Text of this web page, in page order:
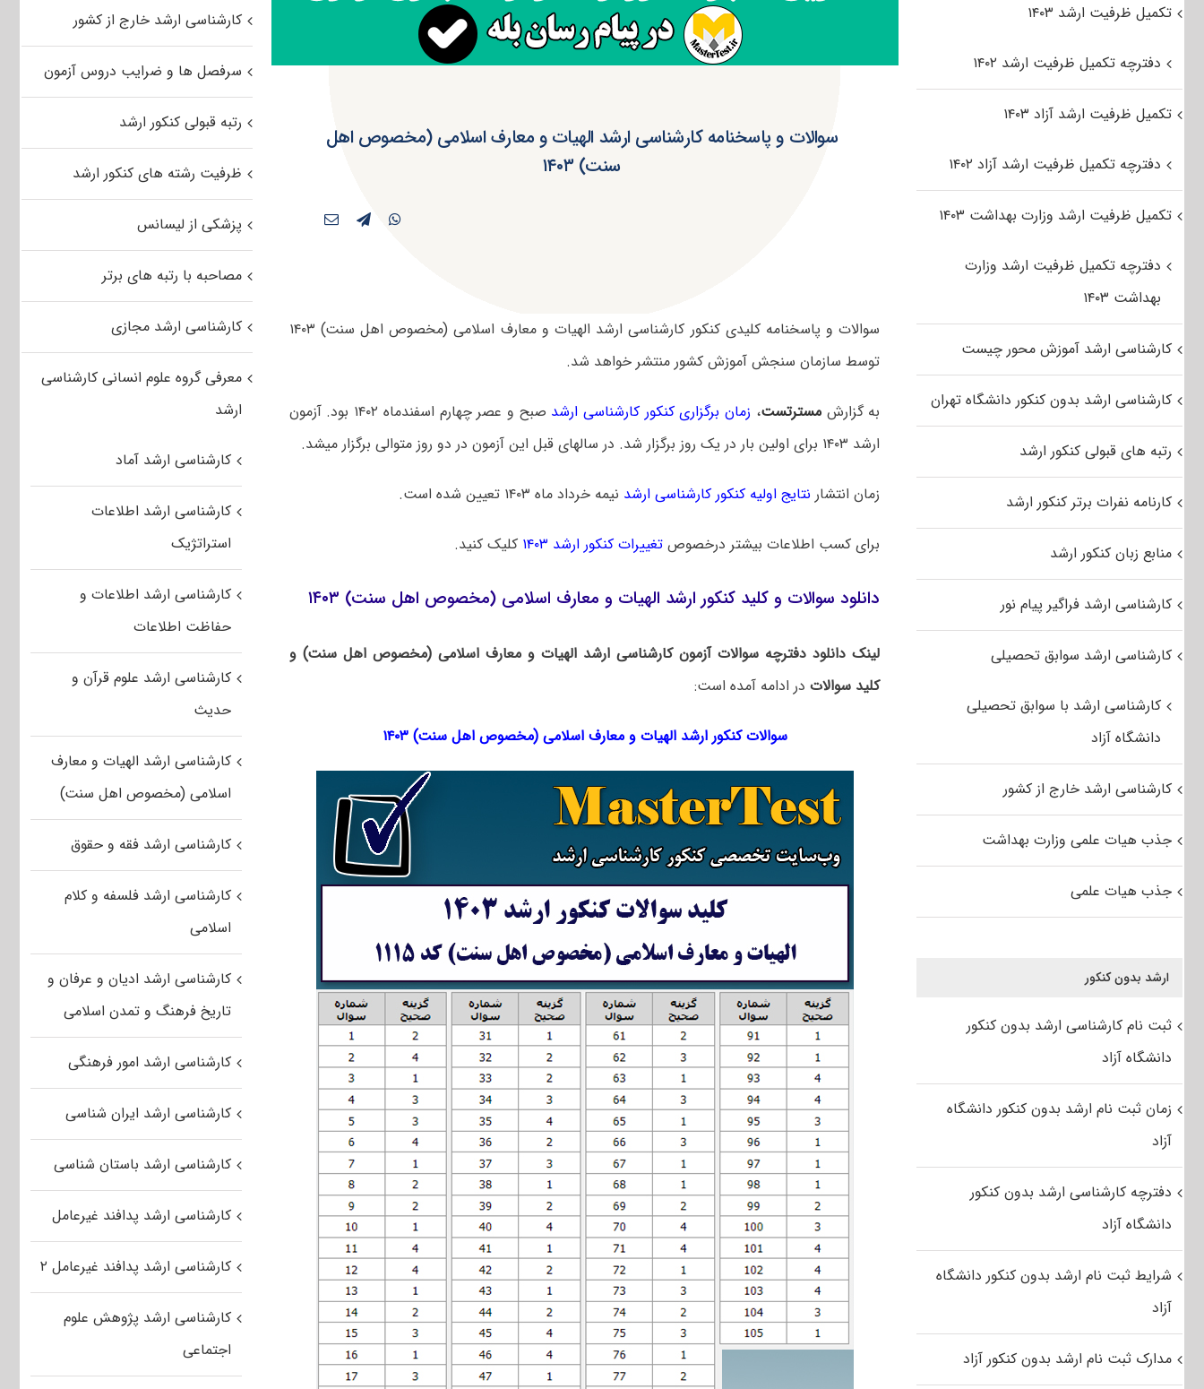
سوالات و پاسخنامه کارشناسی ارشد الهیات و معارف اسلامی (مخصوص اهل
سنت) ۱۴۰۳
سوالات و پاسخنامه کلیدی کنکور کارشناسی ارشد الهیات و معارف اسلامی (مخصوص اهل سنت) ۱۴۰۳
توسط سازمان سنجش آموزش کشور منتشر خواهد شد.
به گزارشمسترتست، زمان برگزاری کنکور کارشناسی ارشد
صبح و عصر چهارم اسفندماه ۱۴۰۲ بود. آزمون
ارشد ۱۴۰۳ برای اولین بار در یک روز برگزار شد. در سالهای قبل این آزمون در دو روز متوالی برگزار میشد.
زمان انتشار نتایج اولیه کنکور کارشناسی ارشد نیمه خرداد ماه ۱۴۰۳ تعیین شده است.
برای کسب اطلاعات بیشتر درخصوص تغییرات کنکور ارشد ۱۴۰۳ کلیک کنید.
دانلود سوالات و کلید کنکور ارشد الهیات و معارف اسلامی (مخصوص اهل سنت) ۱۴۰۳
لینک دانلود دفترچه سوالات آزمون کارشناسی ارشد الهیات و معارف اسلامی (مخصوص اهل سنت) و
کلید سوالاتدر ادامه آمده است:
سوالات کنکور ارشد الهیات و معارف اسلامی (مخصوص اهل سنت) ۱۴۰۳
کارشناسی ارشد خارج از کشور
سرفصل ها و ضرایب دروس آزمون
رتبه قبولی کنکور ارشد
ظرفیت رشته های کنکور ارشد
پزشکی از لیسانس
مصاحبه با رتبه های برتر
کارشناسی ارشد مجازی
معرفی گروه علوم انسانی کارشناسی
ارشد
کارشناسی ارشد آماد
کارشناسی ارشد اطلاعات
استراتژیک
کارشناسی ارشد اطلاعات و
حفاظت اطلاعات
کارشناسی ارشد علوم قرآن و
حدیث
کارشناسی ارشد الهیات و معارف
اسلامی (مخصوص اهل سنت)
کارشناسی ارشد فقه و حقوق
کارشناسی ارشد فلسفه و کلام
اسلامی
کارشناسی ارشد ادیان و عرفان و
تاریخ فرهنگ و تمدن اسلامی
کارشناسی ارشد امور فرهنگی
کارشناسی ارشد ایران شناسی
کارشناسی ارشد باستان شناسی
کارشناسی ارشد پدافند غیرعامل
کارشناسی ارشد پدافند غیرعامل ۲
کارشناسی ارشد پژوهش علوم
اجتماعی
تکمیل ظرفیت ارشد ۱۴۰۳
دفترچه تکمیل ظرفیت ارشد ۱۴۰۲
تکمیل ظرفیت ارشد آزاد ۱۴۰۳
دفترچه تکمیل ظرفیت ارشد آزاد ۱۴۰۲
تکمیل ظرفیت ارشد وزارت بهداشت ۱۴۰۳
دفترچه تکمیل ظرفیت ارشد وزارت
بهداشت ۱۴۰۳
کارشناسی ارشد آموزش محور چیست
کارشناسی ارشد بدون کنکور دانشگاه تهران
رتبه های قبولی کنکور ارشد
کارنامه نفرات برتر کنکور ارشد
منابع زبان کنکور ارشد
کارشناسی ارشد فراگیر پیام نور
کارشناسی ارشد سوابق تحصیلی
کارشناسی ارشد با سوابق تحصیلی
دانشگاه آزاد
کارشناسی ارشد خارج از کشور
جذب هیات علمی وزارت بهداشت
جذب هیات علمی
ارشد بدون کنکور
ثبت نام کارشناسی ارشد بدون کنکور
دانشگاه آزاد
زمان ثبت نام ارشد بدون کنکور دانشگاه
آزاد
دفترچه کارشناسی ارشد بدون کنکور
دانشگاه آزاد
شرایط ثبت نام ارشد بدون کنکور دانشگاه
آزاد
مدارک ثبت نام ارشد بدون کنکور آزاد